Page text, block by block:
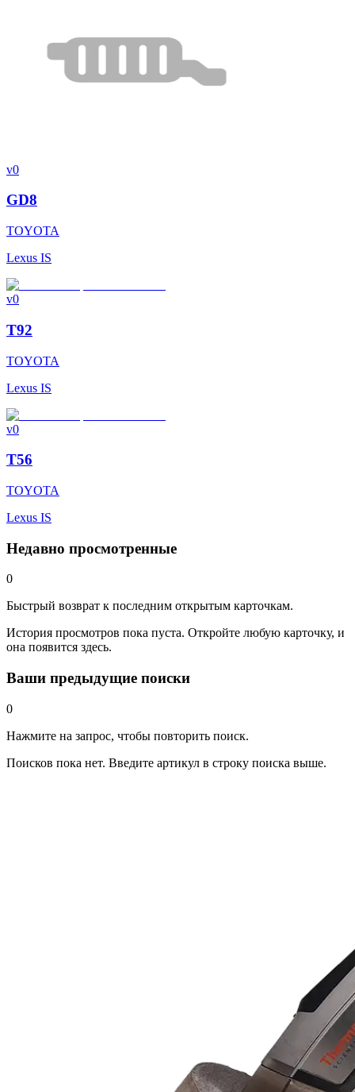
v0
GD8
TOYOTA
Lexus IS
v0
T92
TOYOTA
Lexus IS
v0
T56
TOYOTA
Lexus IS
Недавно просмотренные
0
Быстрый возврат к последним открытым карточкам.
История просмотров пока пуста. Откройте любую карточку, и
она появится здесь.
Ваши предыдущие поиски
0
Нажмите на запрос, чтобы повторить поиск.
Поисков пока нет. Введите артикул в строку поиска выше.